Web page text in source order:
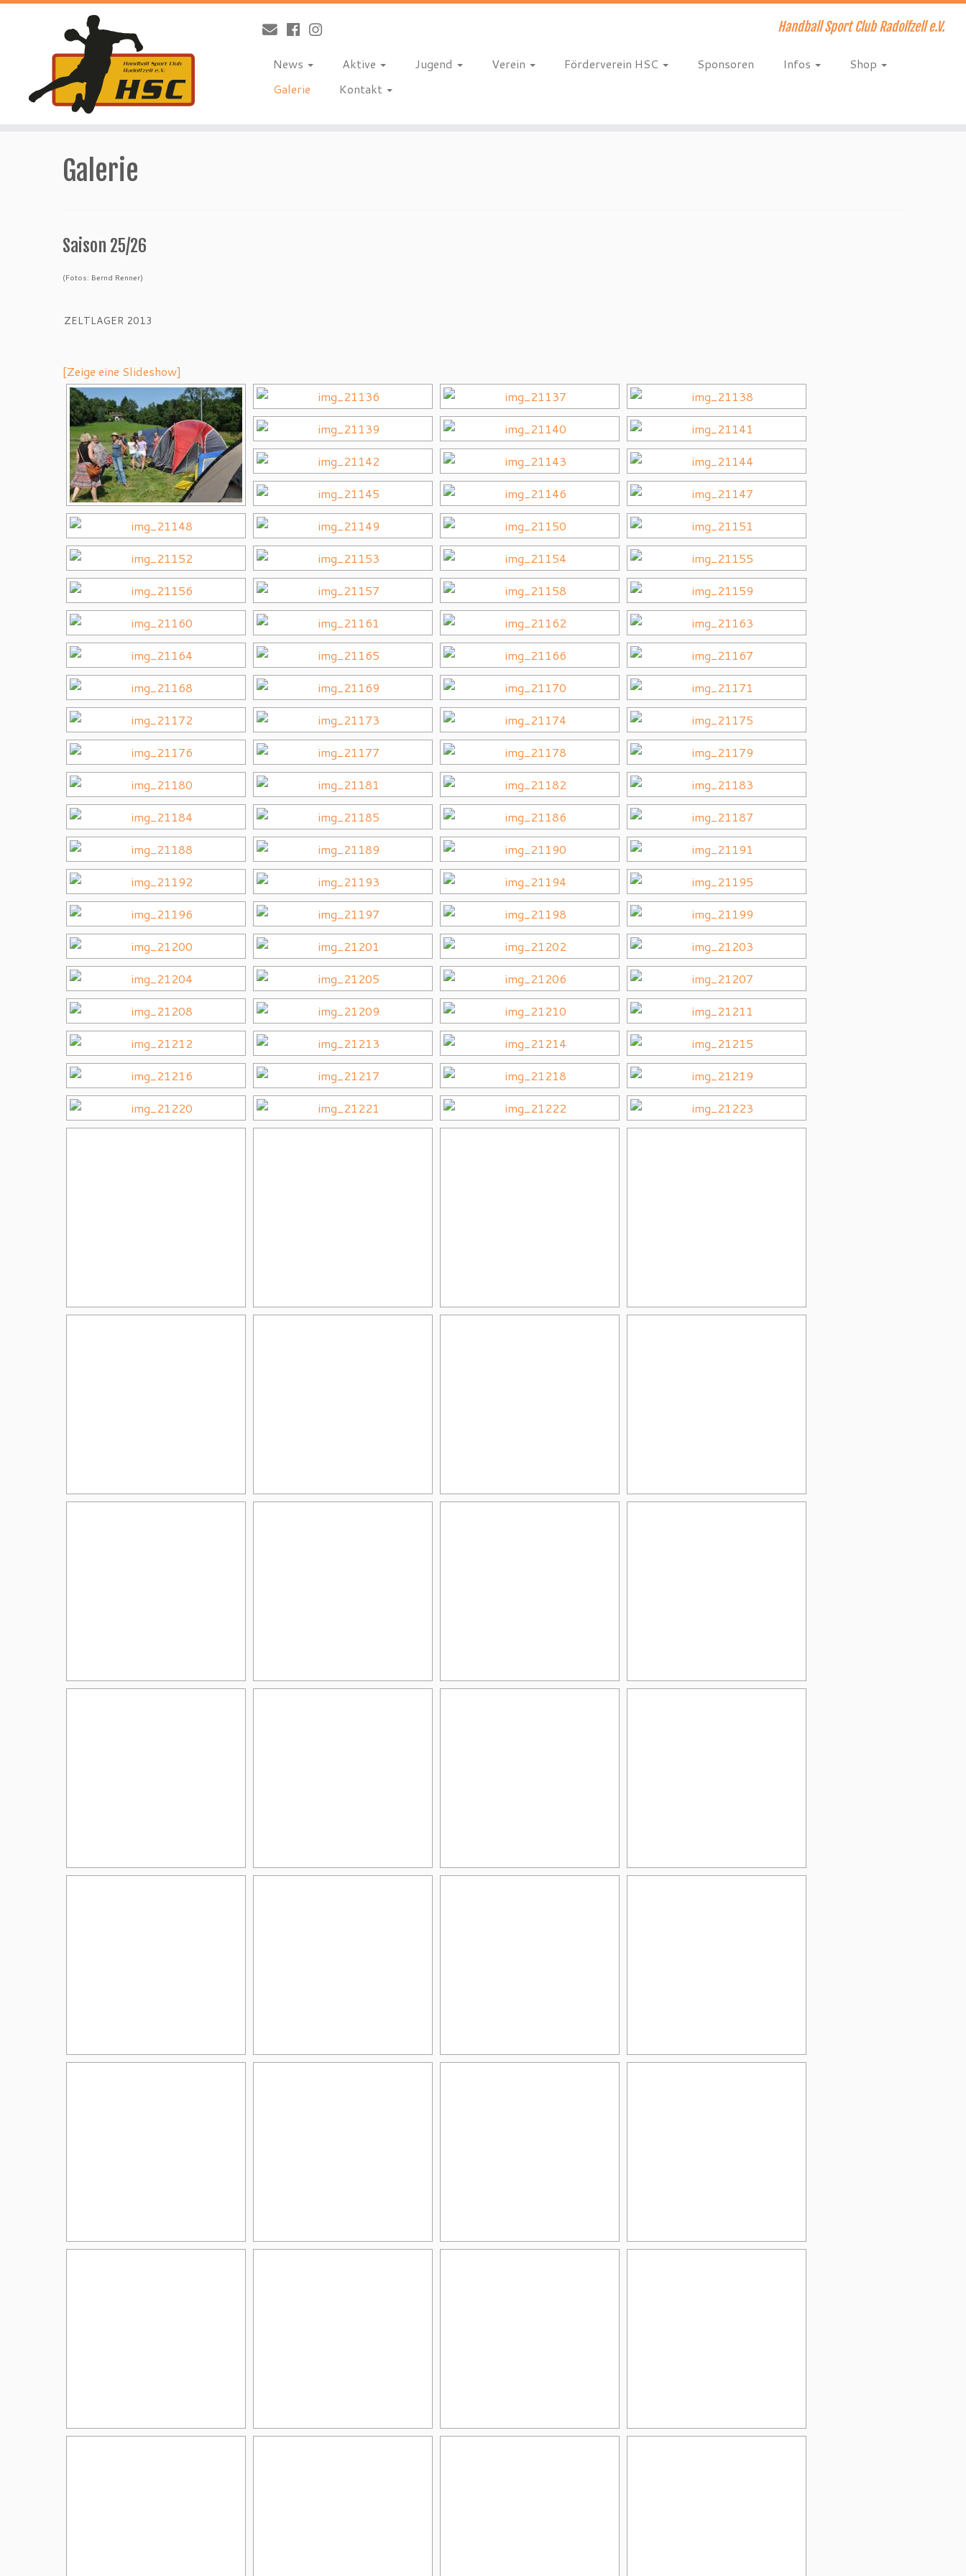
Handball Sport Club Radolfzell e.V.
News Aktive Jugend Verein Förderverein HSC Sponsoren Infos
Shop
Galerie
Kontakt
Galerie
Saison 25/26
(Fotos: Bernd Renner)
ZELTLAGER 2013
[Zeige eine Slideshow]